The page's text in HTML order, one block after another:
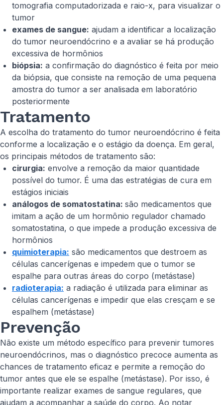
tomografia computadorizada e raio-x, para visualizar o
tumor
exames de sangue: ajudam a identificar a localização
do tumor neuroendócrino e a avaliar se há produção
excessiva de hormônios
biópsia: a confirmação do diagnóstico é feita por meio
da biópsia, que consiste na remoção de uma pequena
amostra do tumor a ser analisada em laboratório
posteriormente
Tratamento
A escolha do tratamento do tumor neuroendócrino é feita
conforme a localização e o estágio da doença. Em geral,
os principais métodos de tratamento são:
cirurgia: envolve a remoção da maior quantidade
possível do tumor. É uma das estratégias de cura em
estágios iniciais
análogos de somatostatina: são medicamentos que
imitam a ação de um hormônio regulador chamado
somatostatina, o que impede a produção excessiva de
hormônios
quimioterapia: são medicamentos que destroem as
células cancerígenas e impedem que o tumor se
espalhe para outras áreas do corpo (metástase)
radioterapia: a radiação é utilizada para eliminar as
células cancerígenas e impedir que elas cresçam e se
espalhem (metástase)
Prevenção
Não existe um método específico para prevenir tumores
neuroendócrinos, mas o diagnóstico precoce aumenta as
chances de tratamento eficaz e permite a remoção do
tumor antes que ele se espalhe (metástase). Por isso, é
importante realizar exames de sangue regulares, que
ajudam a acompanhar a saúde do corpo. Ao notar